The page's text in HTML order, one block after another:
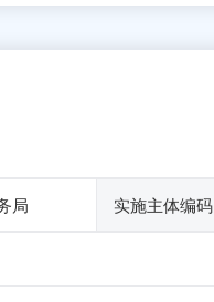
局 实施主体编码